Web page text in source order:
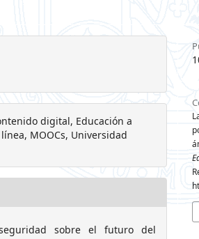
digital, Educación a
MOOCs, Universidad
sobre el futuro del